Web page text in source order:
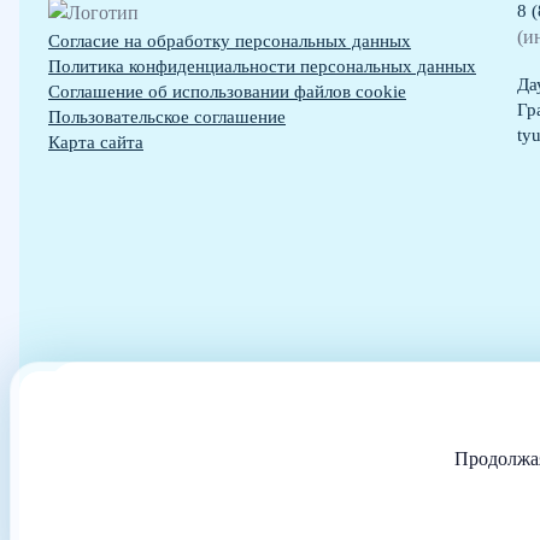
Согласие на обработку персональных данных
Политика конфиденциальности персональных данных
Cоглашение об использовании файлов cookie
Пользовательское соглашение
Карта сайта
8
Посетителей
Сайт принадлежит частной компании, не размещающей на